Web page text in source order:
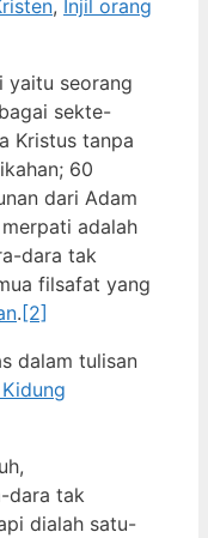
, Injil orang
yaitu seorang
sekte-
Kristus tanpa
60
dari Adam
adalah
dara tak
filsafat yang
.[2]
dalam tulisan
dara tak
dialah satu-